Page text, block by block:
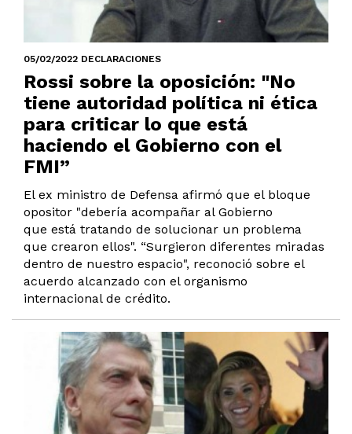
05/02/2022 DECLARACIONES
Rossi sobre la oposición: "No
tiene autoridad política ni ética
para criticar lo que está
haciendo el Gobierno con el
FMI”
El ex ministro de Defensa afirmó que el bloque
opositor "debería acompañar al Gobierno
que está tratando de solucionar un problema
que crearon ellos". “Surgieron diferentes miradas
dentro de nuestro espacio", reconoció sobre el
acuerdo alcanzado con el organismo
internacional de crédito.